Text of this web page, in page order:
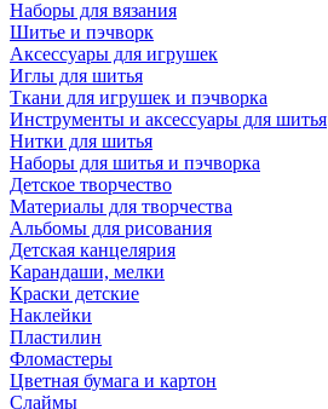
Наборы для вязания
Шитье и пэчворк
Аксессуары для игрушек
Иглы для шитья
Ткани для игрушек и пэчворка
Инструменты и аксессуары для шитья
Нитки для шитья
Наборы для шитья и пэчворка
Детское творчество
Материалы для творчества
Альбомы для рисования
Детская канцелярия
Карандаши, мелки
Краски детские
Наклейки
Пластилин
Фломастеры
Цветная бумага и картон
Слаймы